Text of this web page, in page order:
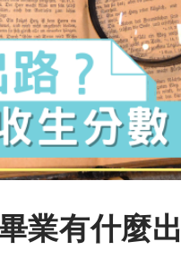
業有什麼